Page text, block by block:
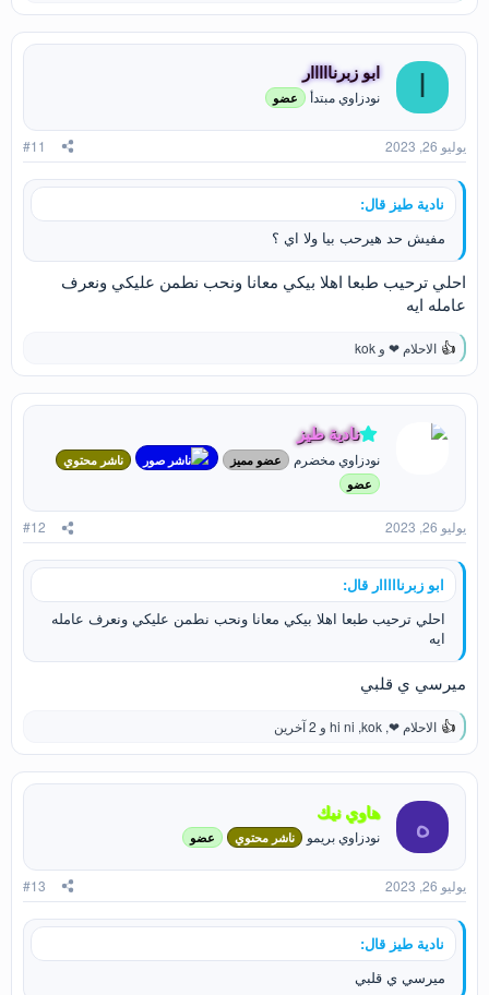
ل
ت
ف
ت
:
ابو زبرنااااار
نودزاوي مبتدأ عضو
يوليو 26, 2023 #11
نادية طيز قال:
مفيش حد هيرحب بيا ولا اي ؟
احلي ترحيب طبعا اهلا بيكي معانا ونحب نطمن عليكي ونعرف
عامله ايه
ل
ت
ف
الاحلام ❤ و kok
نادية طيز
نودزاوي مخضرم عضو مميز ناشر صور
ناشر محتوي
عضو
يوليو 26, 2023 #12
ابو زبرنااااار قال:
احلي ترحيب طبعا اهلا بيكي معانا ونحب نطمن عليكي ونعرف عامله
ايه
ميرسي ي قلبي
ل
ت
ف
ت
:
الاحلام ❤,
kok
,
hi ni و 2 آخرين
ه هاوي نيك
نودزاوي بريمو ناشر محتوي عضو
يوليو 26, 2023 #13
نادية طيز قال:
ميرسي ي قلبي